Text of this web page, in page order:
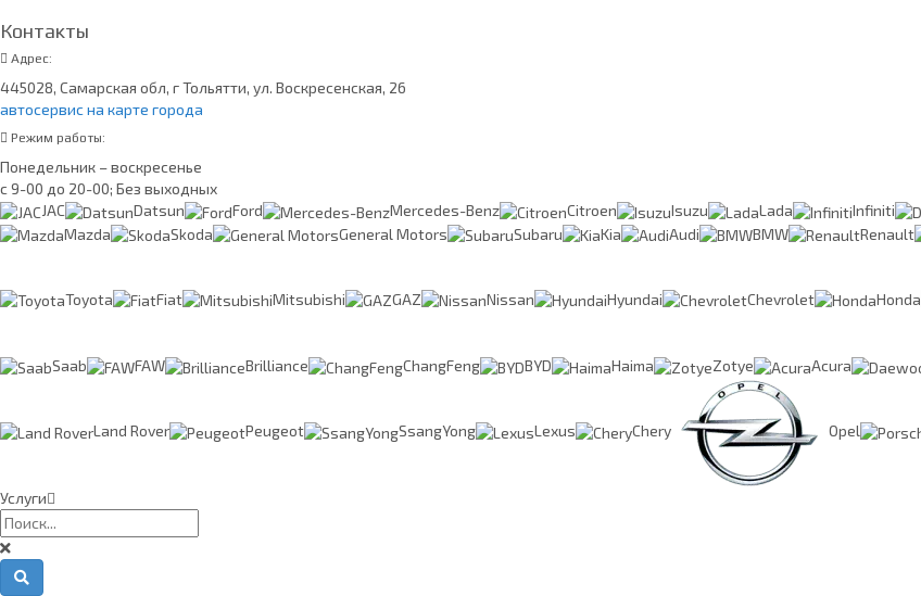
Контакты
Адрес:
445028, Самарская обл, г Тольятти, ул. Воскресенская, 26
автосервис на карте города
Режим работы:
Понедельник – воскресенье
с 9-00 до 20-00; Без выходных
JAC
Datsun Ford Mercedes-Benz Citroen Isuzu Lada Infiniti
Mazda
Skoda General Motors Subaru Kia Audi BMW Renault
Toyota Fiat Mitsubishi GAZ Nissan Hyundai Chevrolet Honda
Saab FAW Brilliance ChangFeng BYD Haima Zotye Acura
Land Rover Peugeot SsangYong Lexus Chery Opel
Услуги